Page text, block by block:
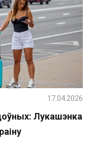
Лукашэнка
17.04.2026